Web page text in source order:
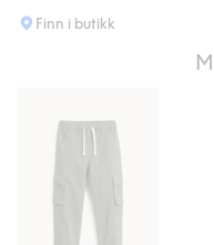
Finn i butikk